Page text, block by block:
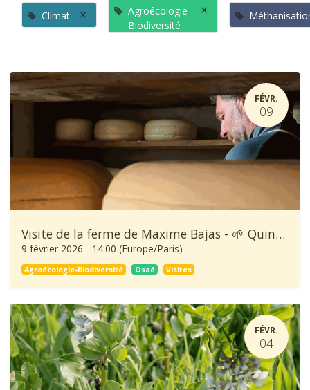
Climat ×
Agroécologie-
Biodiversité
×
FÉVR.
09
Visite de la ferme de Maxime Bajas - 🌱 Quinzaine de l'Agroécologie
9 février 2026 - 14:00 (Europe/Paris)
Agroécologie-Biodiversité Osaé Visites
FÉVR.
04